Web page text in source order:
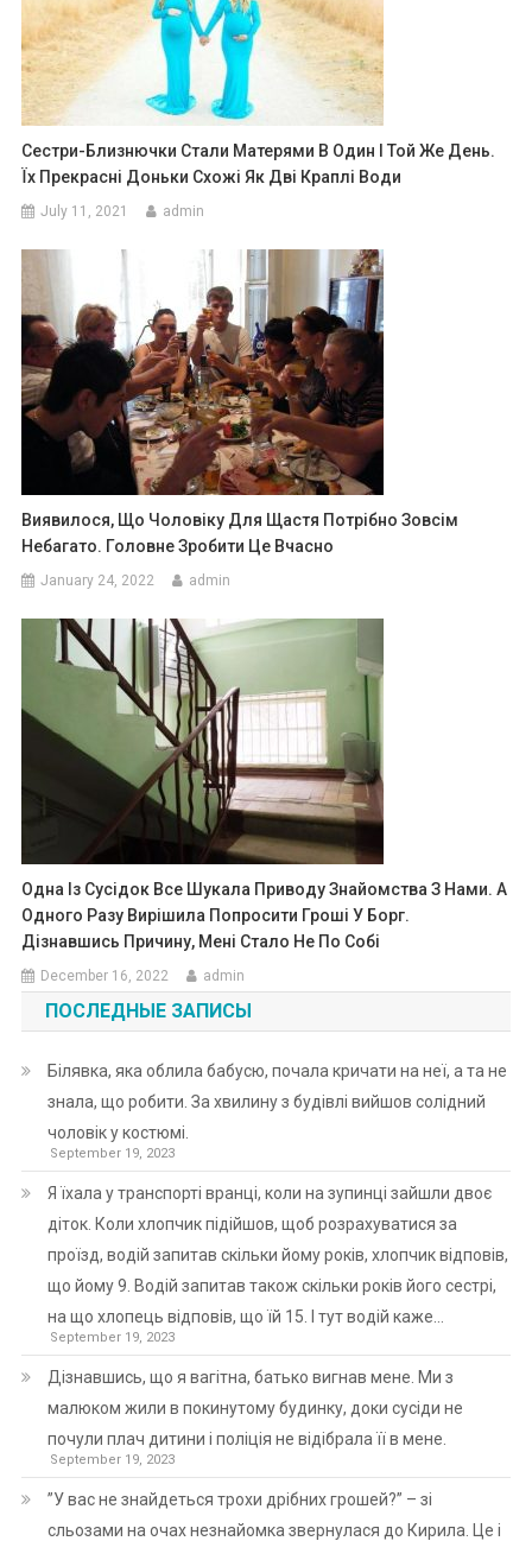
Сестри-Близнючки Стали Матерями В Один І Той Же День.
Їх Прекрасні Доньки Схожі Як Дві Краплі Води
July 11, 2021 admin
Виявилося, Що Чоловіку Для Щастя Потрібно Зовсім
Небагато. Головне Зробити Це Вчасно
January 24, 2022 admin
Одна Із Сусідок Все Шукала Приводу Знайомства З Нами. А
Одного Разу Вирішила Попросити Гроші У Борг.
Дізнавшись Причину, Мені Стало Не По Собі
December 16, 2022 admin
ПОСЛЕДНЫЕ ЗАПИСЫ
Білявка, яка облила бабусю, почала кричати на неї, а та не
знала, що робити. За хвилину з будівлі вийшов солідний
чоловік у костюмі.
September 19, 2023
Я їхала у транспорті вранці, коли на зупинці зайшли двоє
діток. Коли хлопчик підійшов, щоб розрахуватися за
проїзд, водій запитав скільки йому років, хлопчик відповів,
що йому 9. Водій запитав також скільки років його сестрі,
на що хлопець відповів, що їй 15. І тут водій каже…
September 19, 2023
Дізнавшись, що я вагітна, батько вигнав мене. Ми з
малюком жили в покинутому будинку, доки сусіди не
почули плач дитини і поліція не відібрала її в мене.
September 19, 2023
”У вас не знайдеться трохи дрібних грошей?” – зі
сльозами на очах незнайомка звернулася до Кирила. Це і